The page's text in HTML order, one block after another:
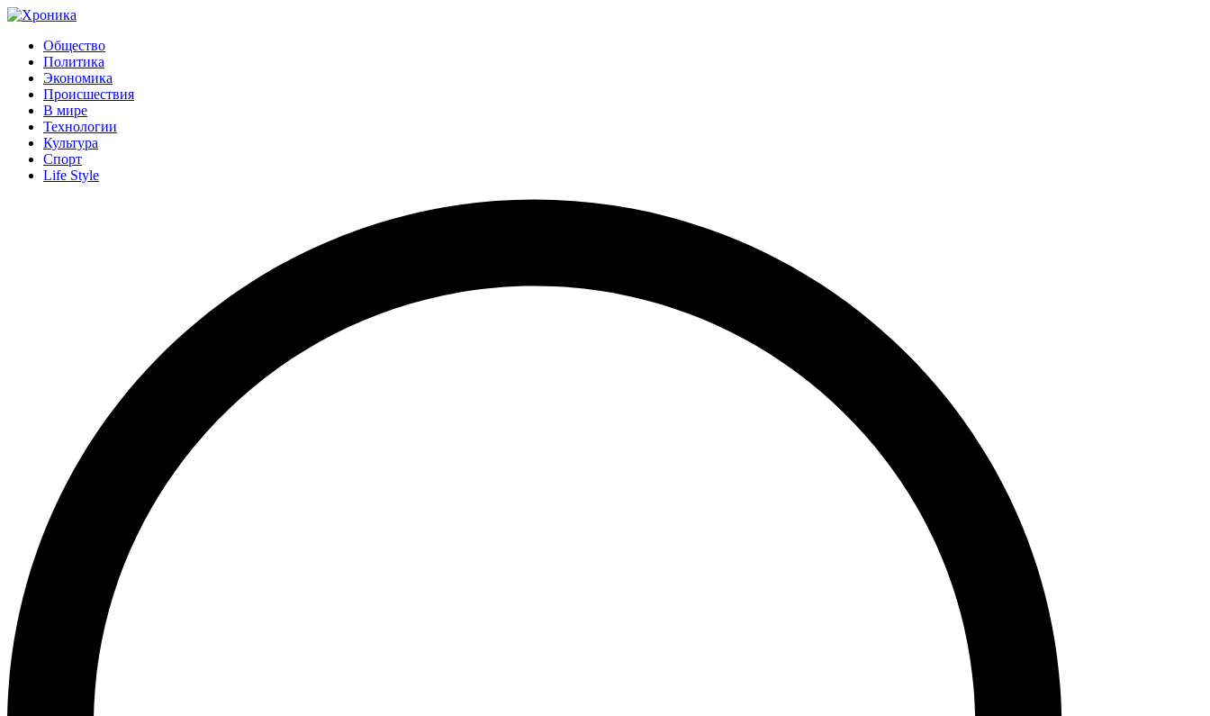
Общество
Политика
Экономика
Происшествия
В мире
Технологии
Культура
Спорт
Life Style